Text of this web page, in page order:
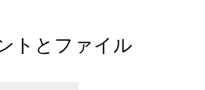
性を見出す
トとファイル